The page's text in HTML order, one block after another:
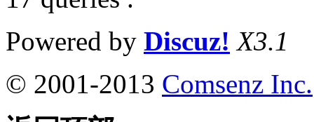
Powered by Discuz! X3.1
© 2001-2013 Comsenz Inc.